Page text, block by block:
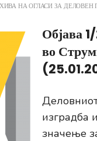
НА ОГЛАСИ ЗА ДЕЛОВЕН
Објава
во
изградба
значење